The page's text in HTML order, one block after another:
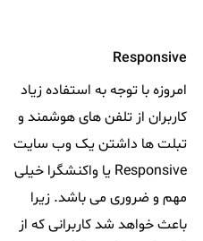
Responsive
امروزه با توجه به استفاده زیاد
کاربران از تلفن های هوشمند و
تبلت ها داشتن یک وب سایت
Responsive یا واکنشگرا خیلی
مهم و ضروری می باشد. زیرا
باعث خواهد شد کاربرانی که از